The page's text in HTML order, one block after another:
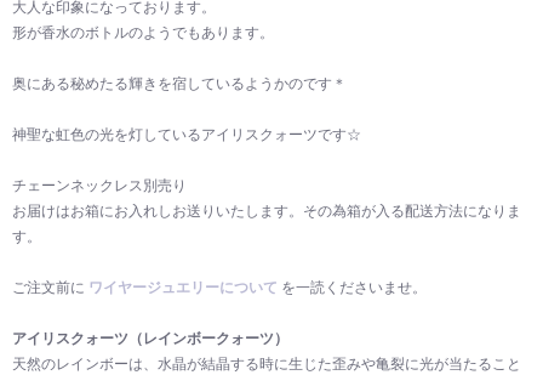
大人な印象になっております。
形が香水のボトルのようでもあります。
奥にある秘めたる輝きを宿しているようかのです＊
神聖な虹色の光を灯しているアイリスクォーツです☆
チェーンネックレス別売り
お届けはお箱にお入れしお送りいたします。その為箱が入る配送方法になりま
す。
ご注文前に ワイヤージュエリーについて を一読くださいませ。
アイリスクォーツ（レインボークォーツ）
天然のレインボーは、水晶が結晶する時に生じた歪みや亀裂に光が当たること